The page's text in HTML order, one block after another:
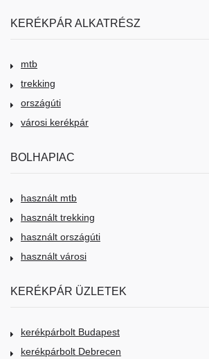
KERÉKPÁR ALKATRÉSZ
mtb
trekking
országúti
városi kerékpár
BOLHAPIAC
használt mtb
használt trekking
használt országúti
használt városi
KERÉKPÁR ÜZLETEK
kerékpárbolt Budapest
kerékpárbolt Debrecen